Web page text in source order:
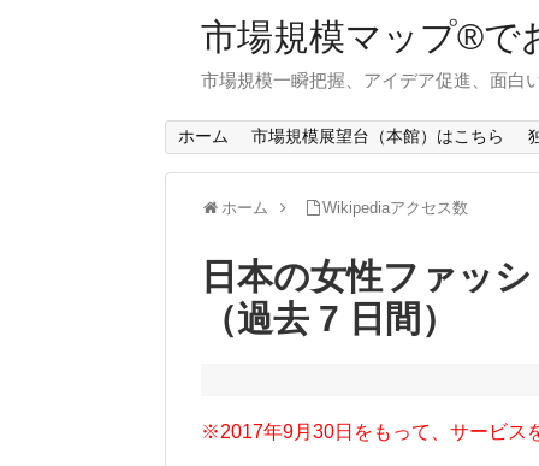
市場規模マップ®で
市場規模一瞬把握、アイデア促進、面白
ホーム 市場規模展望台（本館）はこちら
ホーム Wikipediaアクセス数
日本の女性ファッ
（過去 7 日間）
※2017年9月30日をもって、サービス